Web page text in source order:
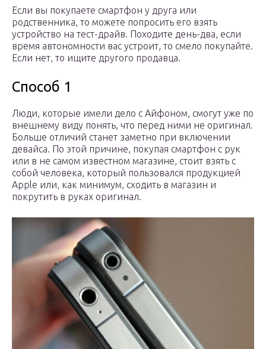
Если вы покупаете смартфон у друга или
родственника, то можете попросить его взять
устройство на тест-драйв. Походите день-два, если
время автономности вас устроит, то смело покупайте.
Если нет, то ищите другого продавца.
Способ 1
Люди, которые имели дело с Айфоном, смогут уже по
внешнему виду понять, что перед ними не оригинал.
Больше отличий станет заметно при включении
девайса. По этой причине, покупая смартфон с рук
или в не самом известном магазине, стоит взять с
собой человека, который пользовался продукцией
Apple или, как минимум, сходить в магазин и
покрутить в руках оригинал.